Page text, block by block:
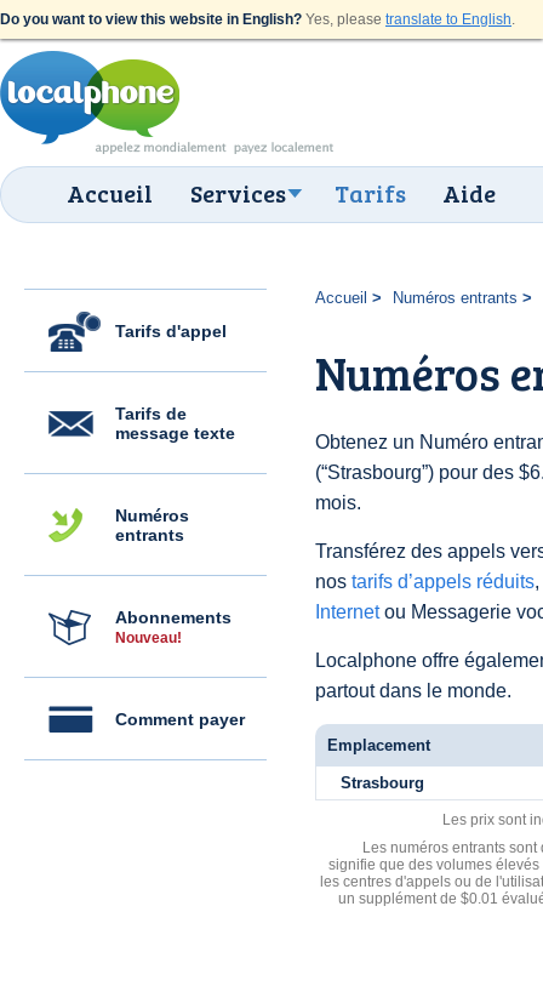
Do you want to view this website in English? Yes, please translate to English.
Accueil Services Tarifs Aide
Tarifs d'appel
Tarifs de
message texte
Numéros
entrants
Abonnements
Nouveau!
Comment payer
Accueil Numéros entrants
Numéros
Obtenez un Numéro
(“Strasbourg”) pour des
mois.
Transférez des appels
nos tarifs d’appels réduits
Internetou Messagerie
Localphone offre
partout dans le monde.
Emplacement
Strasbourg
Les prix sont
Les numéros entrants
signifie que des volumes
les centres d'appels ou de
un supplément de $0.01